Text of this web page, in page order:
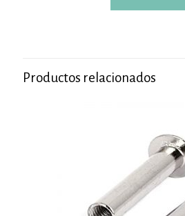
Productos relacionados